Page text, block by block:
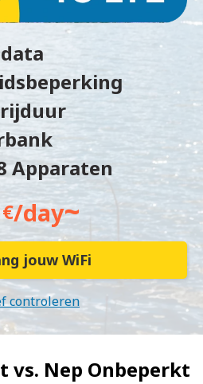
Apparaten
/day~
jouw WiFi
controleren
vs. Nep Onbeperkt